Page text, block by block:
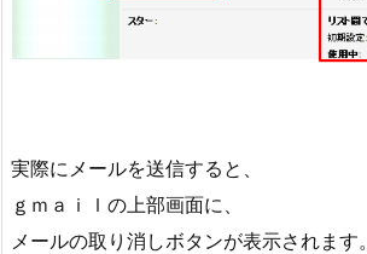
実際にメールを送信すると、
ｇｍａｉｌの上部画面に、
メールの取り消しボタンが表示されます。